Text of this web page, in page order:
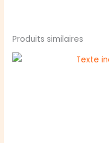
Produits similaires